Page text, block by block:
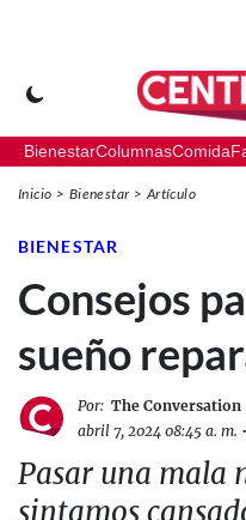
BienestarColumnasComida
Inicio Bienestar Artículo
BIENESTAR
Consejos
sueño
Por: The Conversation
abril 7, 2024 08:45 a. m. •
Pasar una mala
sintamos